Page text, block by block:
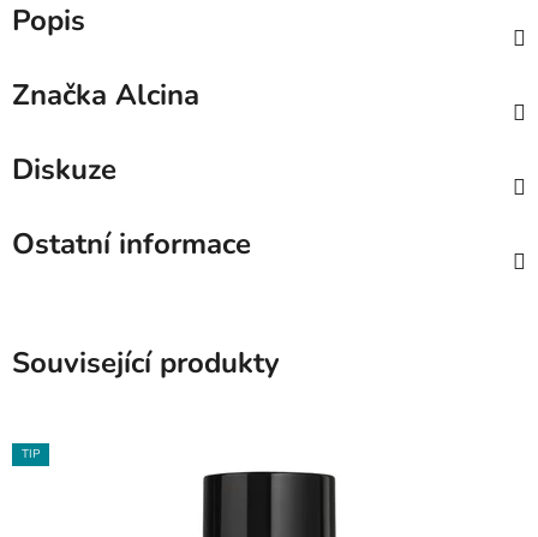
Popis
Značka Alcina
Diskuze
Ostatní informace
Související produkty
TIP